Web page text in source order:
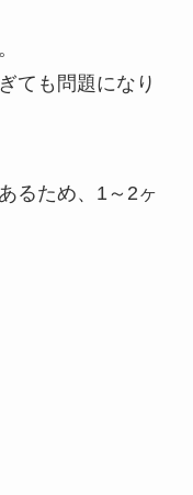
ても問題になり
るため、1～2ヶ